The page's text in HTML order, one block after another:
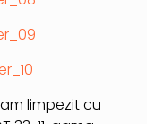
limpezit cu